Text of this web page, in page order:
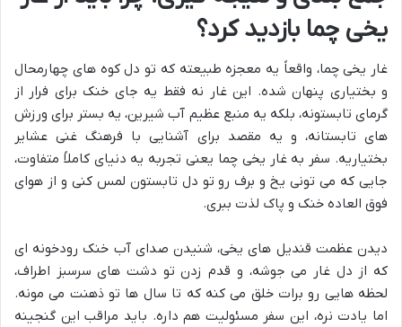
یخی چما بازدید کرد؟
غار یخی چما، واقعاً یه معجزه طبیعته که تو دل کوه های چهارمحال
و بختیاری پنهان شده. این غار نه فقط یه جای خنک برای فرار از
گرمای تابستونه، بلکه یه منبع عظیم آب شیرین، یه بستر برای ورزش
های تابستانه، و یه مقصد برای آشنایی با فرهنگ غنی عشایر
بختیاریه. سفر به غار یخی چما یعنی تجربه یه دنیای کاملاً متفاوت،
جایی که می تونی یخ و برف رو تو دل تابستون لمس کنی و از هوای
فوق العاده خنک و پاک لذت ببری.
دیدن عظمت قندیل های یخی، شنیدن صدای آب خنک رودخونه ای
که از دل غار می جوشه، و قدم زدن تو دشت های سرسبز اطراف،
لحظه هایی رو برات خلق می کنه که تا سال ها تو ذهنت می مونه.
اما یادت نره، این سفر مسئولیت هم داره. باید مراقب این گنجینه